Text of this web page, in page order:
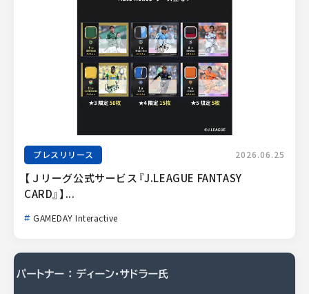
プレスリリース 2026.06.25
【Ｊリーグ公式サービス『J.LEAGUE FANTASY
CARD』】...
GAMEDAY Interactive